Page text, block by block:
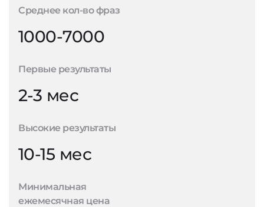
Среднее кол-во фраз
1000-7000
Первые результаты
2-3 мес
Высокие результаты
10-15 мес
Минимальная
ежемесячная цена